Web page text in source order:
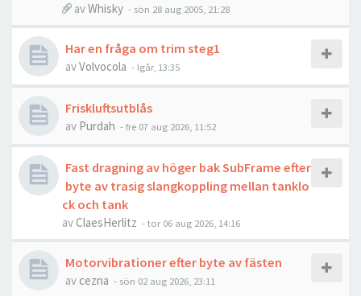
avWhisky - sön 28 aug 2005, 21:28
Har en fråga om trim steg1
avVolvocola - Igår, 13:35
Friskluftsutblås
av Purdah - fre 07 aug 2026, 11:52
Fast dragning av höger bak SubFrame efter
byte av trasig slangkoppling mellan tanklo
ck och tank
avClaesHerlitz - tor 06 aug 2026, 14:16
Motorvibrationer efter byte av fästen
av cezna - sön 02 aug 2026, 23:11